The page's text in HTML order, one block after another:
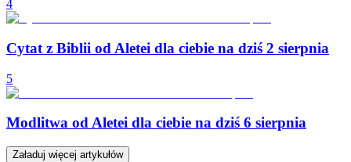
4
Cytat z Biblii od Aletei dla ciebie na dziś 2 sierpnia
5
Modlitwa od Aletei dla ciebie na dziś 6 sierpnia
Załaduj więcej artykułów